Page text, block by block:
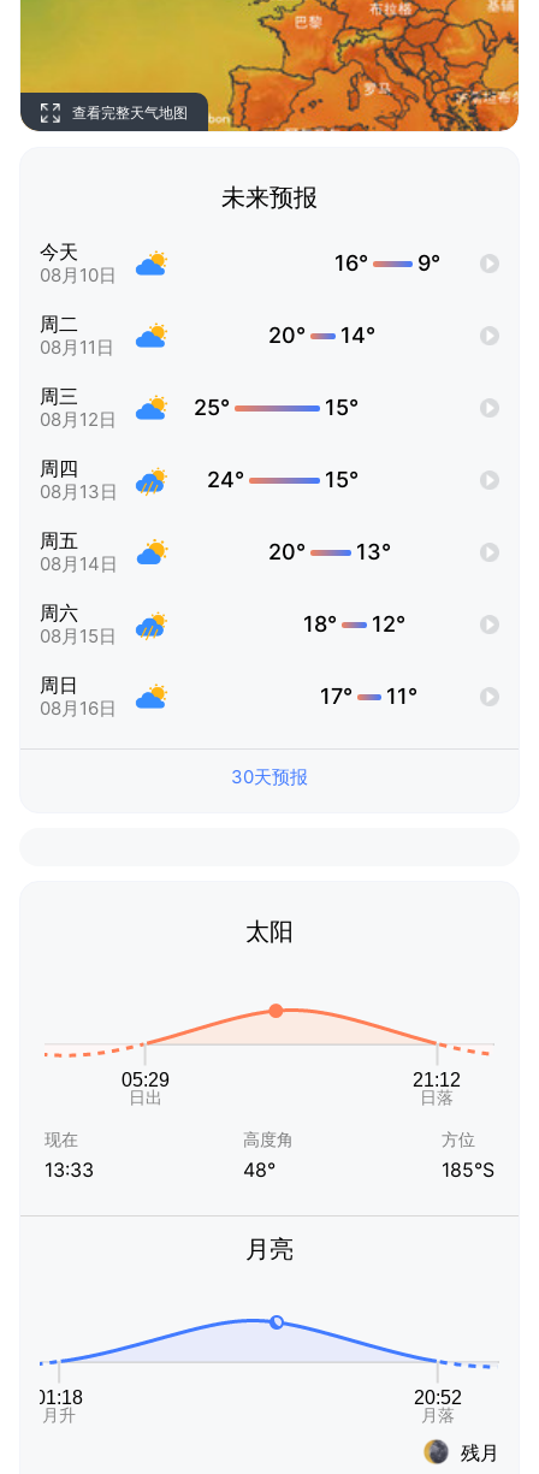
查看完整天气地图
未来预报
今天
08月10日 16° 9°
周二
08月11日 20° 14°
周三
08月12日 25° 15°
周四
08月13日 24° 15°
周五
08月14日 20° 13°
周六
08月15日 18° 12°
周日
08月16日 17° 11°
30天预报
太阳
现在
13:33
高度角
48°
方位
185°S
月亮
残月